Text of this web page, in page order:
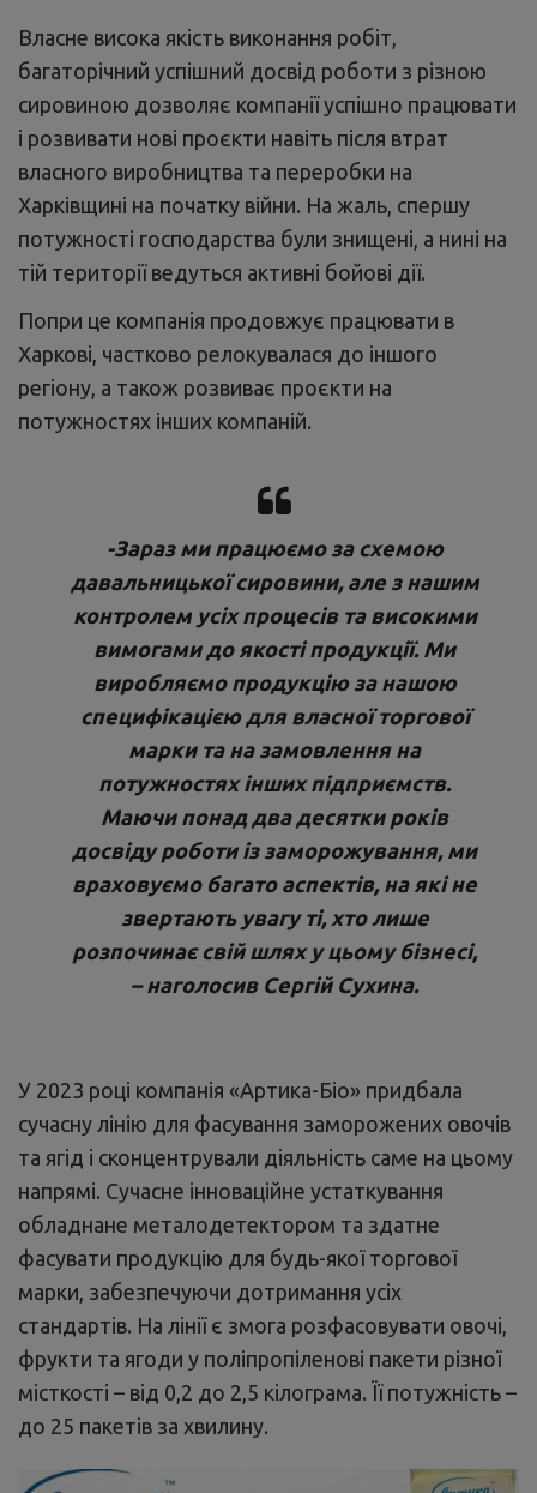
Власне висока якість виконання робіт,
багаторічний успішний досвід роботи з різною
сировиною дозволяє компанії успішно працювати
і розвивати нові проєкти навіть після втрат
власного виробництва та переробки на
Харківщині на початку війни. На жаль, спершу
потужності господарства були знищені, а нині на
тій території ведуться активні бойові дії.
Попри це компанія продовжує працювати в
Харкові, частково релокувалася до іншого
регіону, а також розвиває проєкти на
потужностях інших компаній.
-Зараз ми працюємо за схемою
давальницької сировини, але з нашим
контролем усіх процесів та високими
вимогами до якості продукції. Ми
виробляємо продукцію за нашою
специфікацією для власної торгової
марки та на замовлення на
потужностях інших підприємств.
Маючи понад два десятки років
досвіду роботи із заморожування, ми
враховуємо багато аспектів, на які не
звертають увагу ті, хто лише
розпочинає свій шлях у цьому бізнесі,
– наголосив Сергій Сухина.
У 2023 році компанія «Артика-Біо» придбала
сучасну лінію для фасування заморожених овочів
та ягід і сконцентрували діяльність саме на цьому
напрямі. Сучасне інноваційне устаткування
обладнане металодетектором та здатне
фасувати продукцію для будь-якої торгової
марки, забезпечуючи дотримання усіх
стандартів. На лінії є змога розфасовувати овочі,
фрукти та ягоди у поліпропіленові пакети різної
місткості – від 0,2 до 2,5 кілограма. Її потужність –
до 25 пакетів за хвилину.